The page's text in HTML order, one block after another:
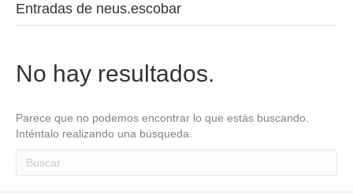
Entradas de neus.escobar
No hay resultados.
Parece que no podemos encontrar lo que estás buscando.
Inténtalo realizando una búsqueda.